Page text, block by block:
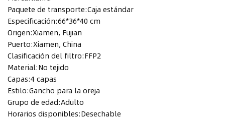
Paquete de transporte:Caja estándar
Especificación:66*36*40 cm
Origen:Xiamen, Fujian
Puerto:Xiamen, China
Clasificación del filtro:FFP2
Material:No tejido
Capas:4 capas
Estilo:Gancho para la oreja
Grupo de edad:Adulto
Horarios disponibles:Desechable